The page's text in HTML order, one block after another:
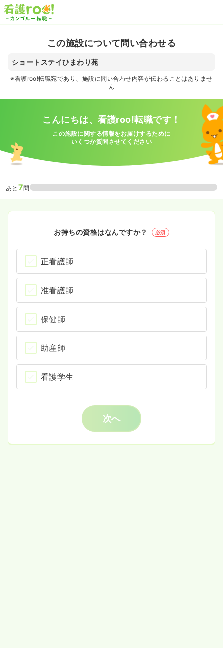
この施設について問い合わせる
ショートステイひまわり苑
※看護roo!転職宛であり、施設に問い合わせ内容が伝わることはありませ
ん
こんにちは、看護roo!転職です！
この施設に関する情報をお届けするために
いくつか質問させてください
あと 7問
お持ちの資格はなんですか？ 必須
正看護師
准看護師
保健師
助産師
看護学生
次へ